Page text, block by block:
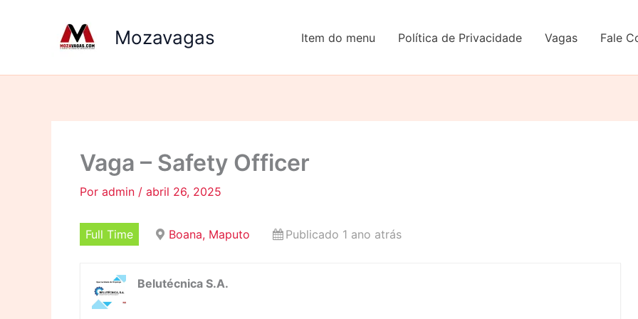
Mozavagas Item do menu Política de Privacidade Vagas Fale
Vaga – Safety Officer
Por admin / abril 26, 2025
Full Time Boana, Maputo Publicado 1 ano atrás
Belutécnica S.A.